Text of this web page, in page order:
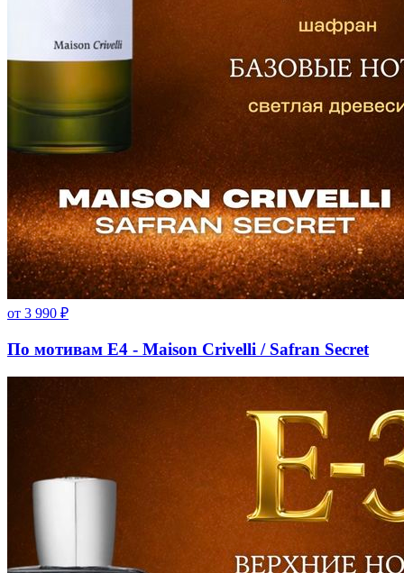
от 3 990 ₽
По мотивам E4 - Maison Crivelli / Safran Secret